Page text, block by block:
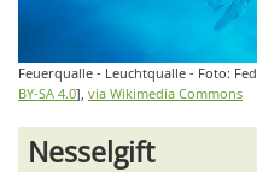
Feuerqualle - Leuchtqualle - Foto:
BY-SA 4.0], via Wikimedia Commons
Nesselgift